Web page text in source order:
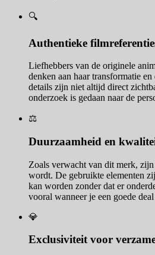
🔍
Authentieke
Liefhebbers van de originele
denken aan haar transformatie
details zijn niet altijd direct
onderzoek is gedaan naar de
⚖️
Duurzaamheid en
Zoals verwacht van dit merk,
wordt. De gebruikte elementen
kan worden zonder dat er
vooral wanneer je een goede
💎
Exclusiviteit voor